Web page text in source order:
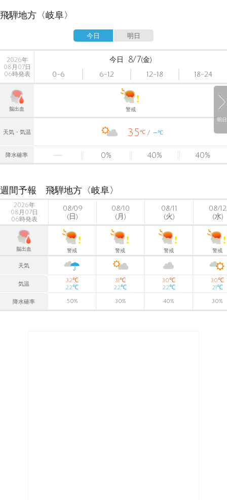
飛騨地方〈岐阜〉
今日 明日
明日
2026年
08月07日
06時発表
今日 8/7(金)
0-6
6-12 12-18 18-24
脳出血 警戒
天気・気温 35℃ -℃
降水確率 0% 40% 40%
週間予報 飛騨地方〈岐阜〉
2026年
08月07日
06時発表
08/09
(日)
08/10
(月)
08/11
(火)
08/12
(水)
脳出血 警戒 警戒 警戒 警戒
天気
気温
32℃
22℃
31℃
22℃
30℃
22℃
30℃
21℃
降水確率 50% 30% 40% 30%